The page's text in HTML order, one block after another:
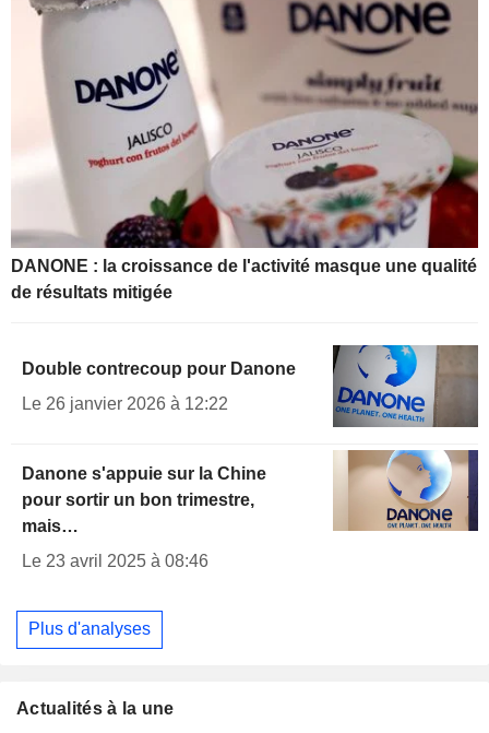
DANONE : la croissance de l'activité masque une qualité
de résultats mitigée
Double contrecoup pour Danone
Le 26 janvier 2026 à 12:22
Danone s'appuie sur la Chine
pour sortir un bon trimestre,
mais…
Le 23 avril 2025 à 08:46
Plus d'analyses
Actualités à la une